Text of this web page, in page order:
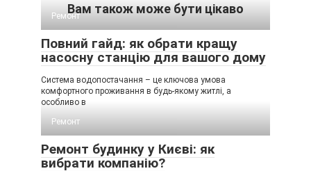
Вам також може бути цікаво
Ремонт
Повний гайд: як обрати кращу
насосну станцію для вашого дому
Система водопостачання – це ключова умова
комфортного проживання в будь-якому житлі, а
особливо в
Ремонт
Ремонт будинку у Києві: як
вибрати компанію?